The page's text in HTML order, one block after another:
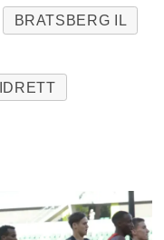
BRATSBERG IL
IDRETT